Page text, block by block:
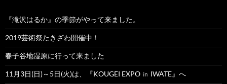
『滝沢はるか』の季節がやって来ました。
2019芸術祭たきざわ開催中！
春子谷地湿原に行って来ました
11月3日(日)～5日(火)は、『KOUGEI EXPO ㏌ IWATE』へ